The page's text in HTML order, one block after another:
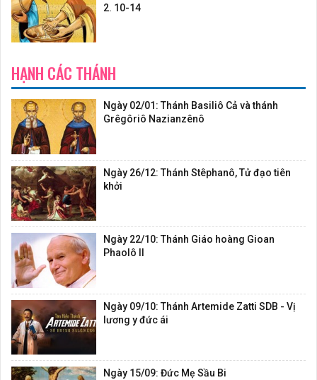
2. 10-14
HẠNH CÁC THÁNH
Ngày 02/01: Thánh Basiliô Cả và thánh
Grêgôriô Nazianzênô
Ngày 26/12: Thánh Stêphanô, Tử đạo tiên
khởi
Ngày 22/10: Thánh Giáo hoàng Gioan
Phaolô II
Ngày 09/10: Thánh Artemide Zatti SDB - Vị
lương y đức ái
Ngày 15/09: Đức Mẹ Sầu Bi